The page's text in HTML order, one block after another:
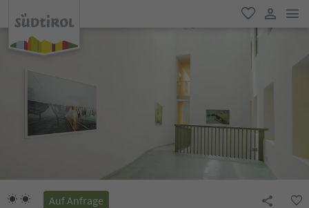
favorit
user link
Auf Anfrage